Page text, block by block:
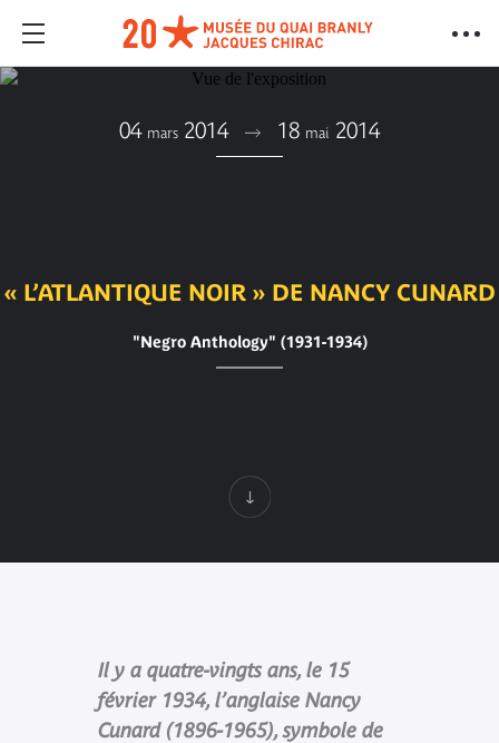
04 mars 2014 18 mai 2014
« L’ATLANTIQUE NOIR » DE NANCY CUNARD
"Negro Anthology" (1931-1934)
Il y a quatre-vingts ans, le 15
février 1934, l’anglaise Nancy
Cunard (1896-1965), symbole de